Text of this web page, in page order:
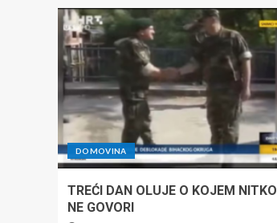
DOMOVINA
TREĆI DAN OLUJE O KOJEM NITKO
NE GOVORI